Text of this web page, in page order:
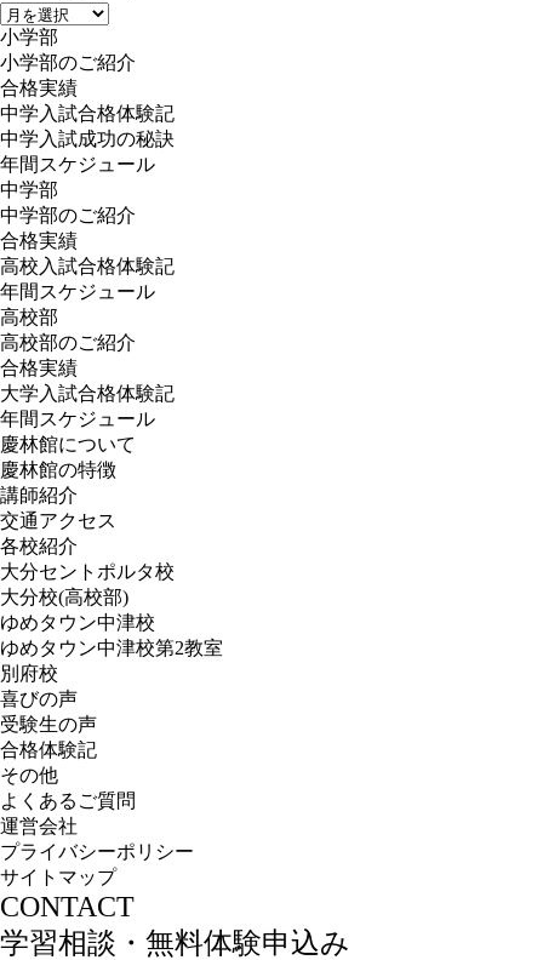
ア
ー
カ
イ
ブ
小学部
小学部のご紹介
合格実績
中学入試合格体験記
中学入試成功の秘訣
年間スケジュール
中学部
中学部のご紹介
合格実績
高校入試合格体験記
年間スケジュール
高校部
高校部のご紹介
合格実績
大学入試合格体験記
年間スケジュール
慶林館について
慶林館の特徴
講師紹介
交通アクセス
各校紹介
大分セントポルタ校
大分校(高校部)
ゆめタウン中津校
ゆめタウン中津校第2教室
別府校
喜びの声
受験生の声
合格体験記
その他
よくあるご質問
運営会社
プライバシーポリシー
サイトマップ
CONTACT
学習相談・無料体験申込み